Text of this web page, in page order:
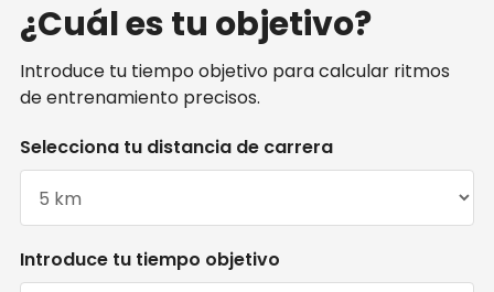
¿Cuál es tu objetivo?
Introduce tu tiempo objetivo para calcular ritmos
de entrenamiento precisos.
Selecciona tu distancia de carrera
Introduce tu tiempo objetivo